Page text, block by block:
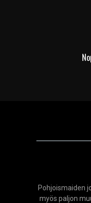
Pohjoismaiden
myös paljon